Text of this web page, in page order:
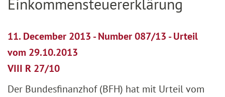
11. December 2013 - Number 087/13 - Urteil
vom 29.10.2013
VIII R 27/10
Der Bundesfinanzhof (BFH) hat mit Urteil vom